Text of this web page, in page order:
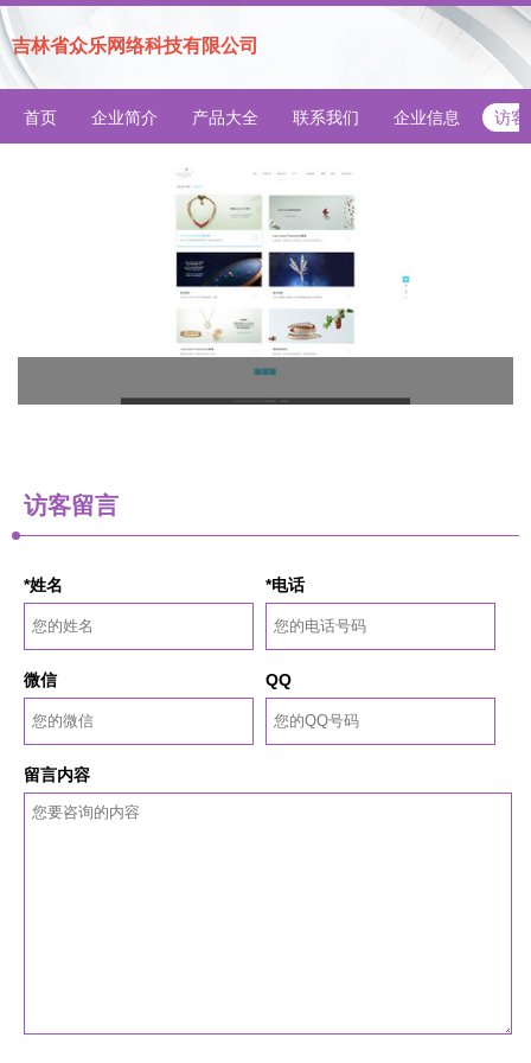
吉林省众乐网络科技有限公司
首页 企业简介 产品大全 联系我们 企业信息 访客
访客留言
*姓名 *电话
微信 QQ
留言内容